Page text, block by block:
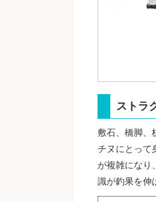
ストラ
敷石、橋脚、
チヌにとって
が複雑になり
識が釣果を伸